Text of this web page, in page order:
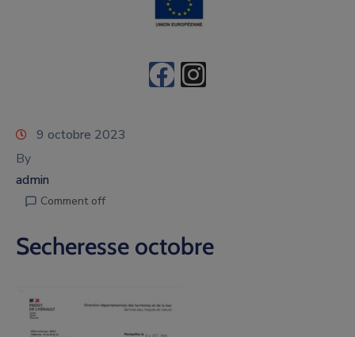
9 octobre 2023
By
admin
Comment off
Secheresse octobre